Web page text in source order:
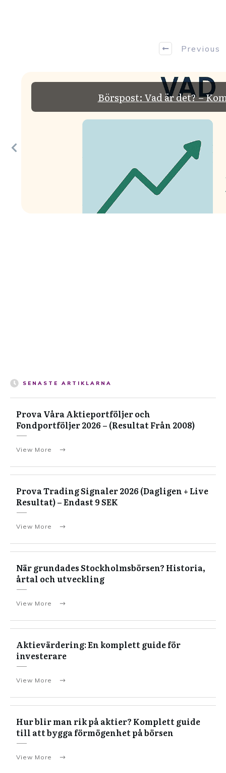
Previous
Börspost: Vad är det? –
SENASTE ARTIKLARNA
Prova Våra Aktieportföljer och
Fondportföljer 2026 – (Resultat Från 2008)
View More
Prova Trading Signaler 2026 (Dagligen + Live
Resultat) – Endast 9 SEK
View More
När grundades Stockholmsbörsen? Historia,
årtal och utveckling
View More
Aktievärdering: En komplett guide för
investerare
View More
Hur blir man rik på aktier? Komplett guide
till att bygga förmögenhet på börsen
View More